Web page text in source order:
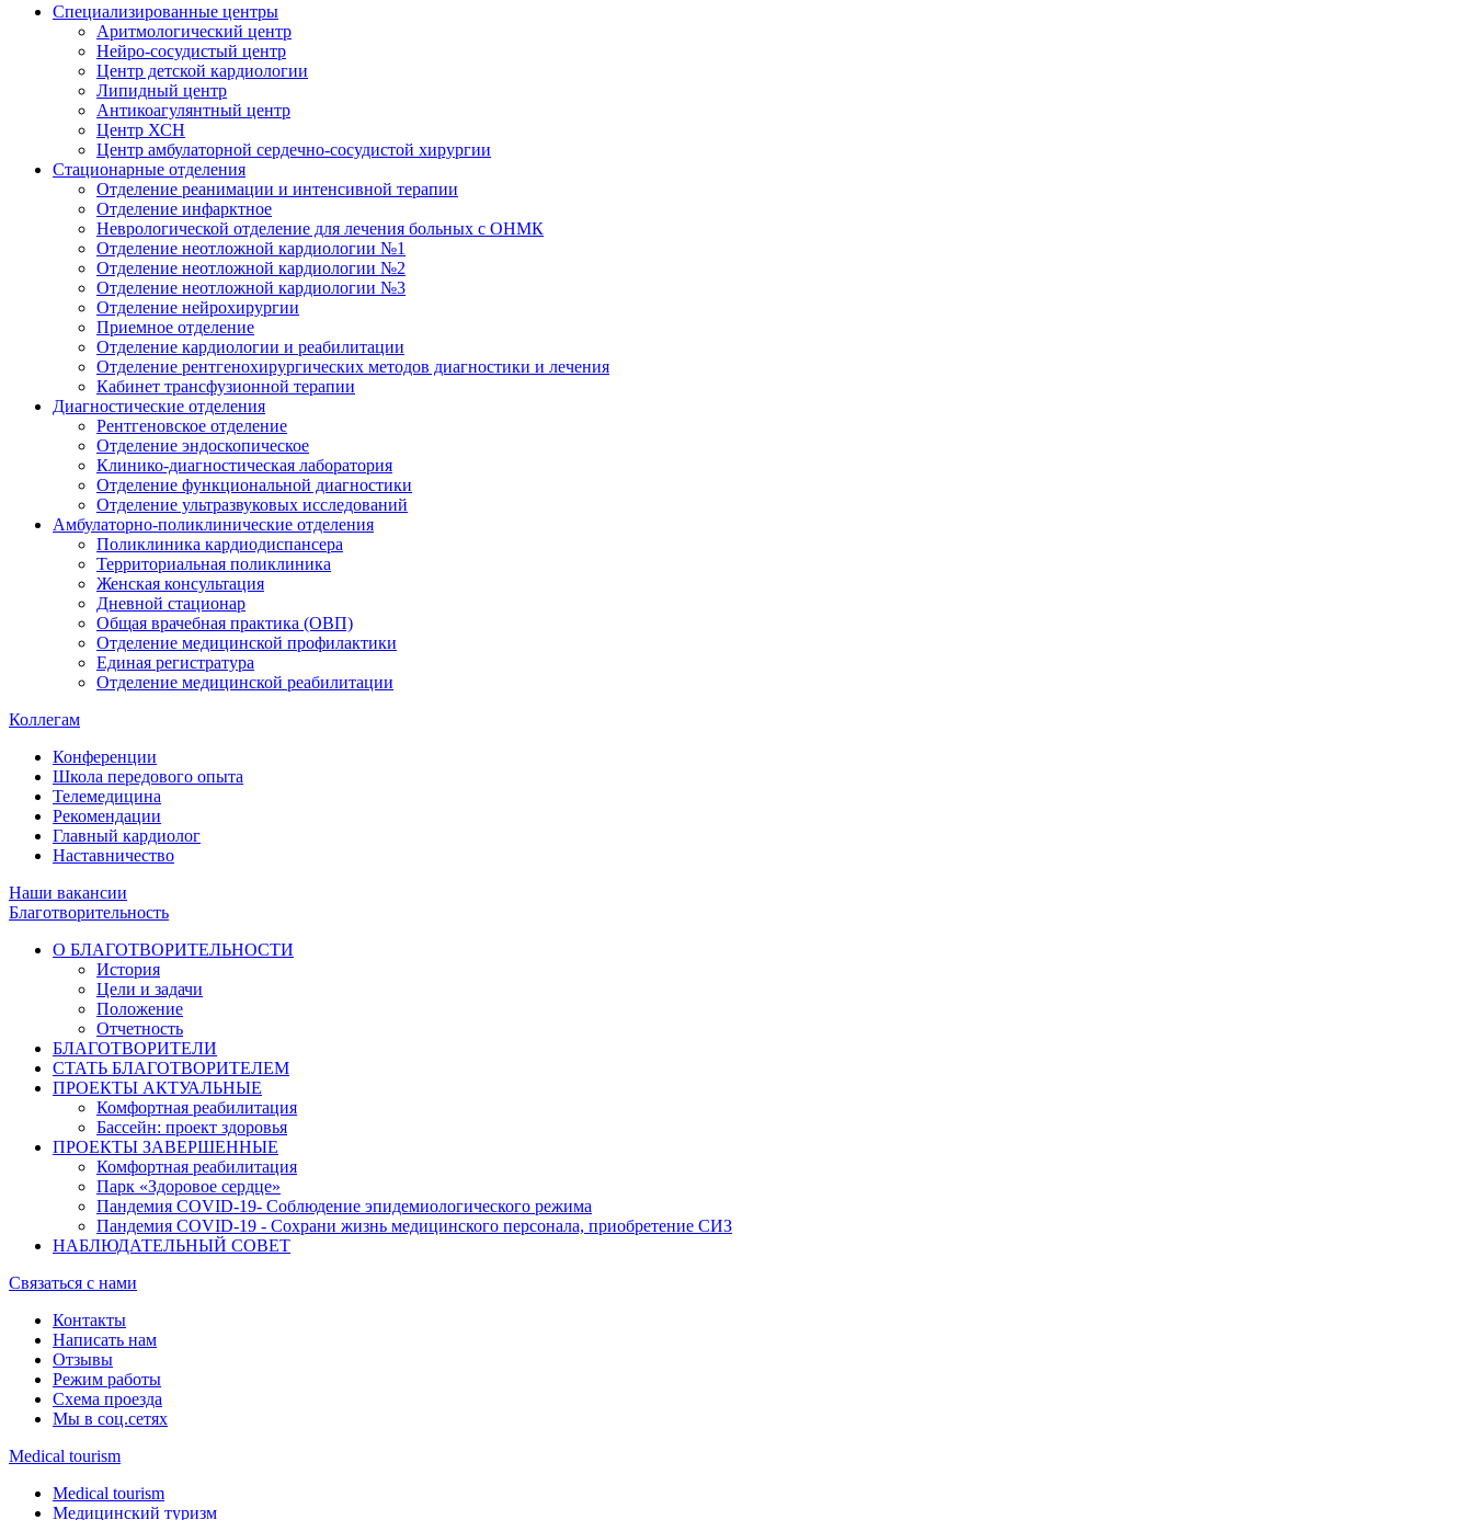
Специализированные центры
Аритмологический центр
Нейро-сосудистый центр
Центр детской кардиологии
Липидный центр
Антикоагулянтный центр
Центр ХСН
Центр амбулаторной сердечно-сосудистой хирургии
Стационарные отделения
Отделение реанимации и интенсивной терапии
Отделение инфарктное
Неврологической отделение для лечения больных с ОНМК
Отделение неотложной кардиологии №1
Отделение неотложной кардиологии №2
Отделение неотложной кардиологии №3
Отделение нейрохирургии
Приемное отделение
Отделение кардиологии и реабилитации
Отделение рентгенохирургических методов диагностики и лечения
Кабинет трансфузионной терапии
Диагностические отделения
Рентгеновское отделение
Отделение эндоскопическое
Клинико-диагностическая лаборатория
Отделение функциональной диагностики
Отделение ультразвуковых исследований
Амбулаторно-поликлинические отделения
Поликлиника кардиодиспансера
Территориальная поликлиника
Женская консультация
Дневной стационар
Общая врачебная практика (ОВП)
Отделение медицинской профилактики
Единая регистратура
Отделение медицинской реабилитации
Коллегам
Конференции
Школа передового опыта
Телемедицина
Рекомендации
Главный кардиолог
Наставничество
Наши вакансии
Благотворительность
О БЛАГОТВОРИТЕЛЬНОСТИ
История
Цели и задачи
Положение
Отчетность
БЛАГОТВОРИТЕЛИ
СТАТЬ БЛАГОТВОРИТЕЛЕМ
ПРОЕКТЫ АКТУАЛЬНЫЕ
Комфортная реабилитация
Бассейн: проект здоровья
ПРОЕКТЫ ЗАВЕРШЕННЫЕ
Комфортная реабилитация
Парк «Здоровое сердце»
Пандемия COVID-19- Cоблюдение эпидемиологического режима
Пандемия COVID-19 - Сохрани жизнь медицинского персонала, приобретение СИЗ
НАБЛЮДАТЕЛЬНЫЙ СОВЕТ
Связаться с нами
Контакты
Написать нам
Отзывы
Режим работы
Схема проезда
Мы в соц.сетях
Medical tourism
Medical tourism
Медицинский туризм